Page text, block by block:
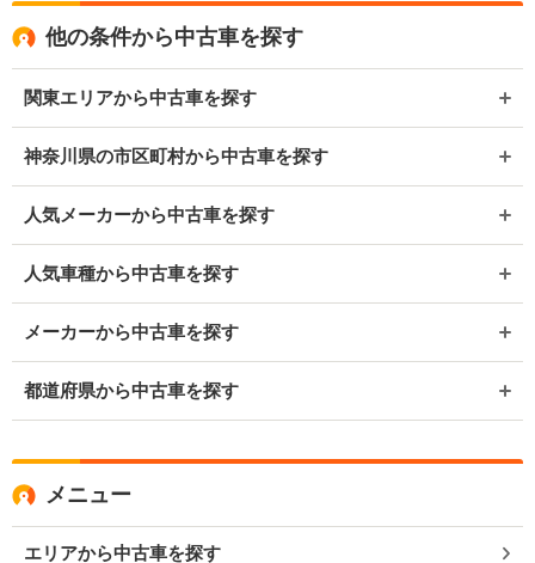
他の条件から中古車を探す
関東エリアから中古車を探す
神奈川県の市区町村から中古車を探す
人気メーカーから中古車を探す
人気車種から中古車を探す
メーカーから中古車を探す
都道府県から中古車を探す
メニュー
エリアから中古車を探す